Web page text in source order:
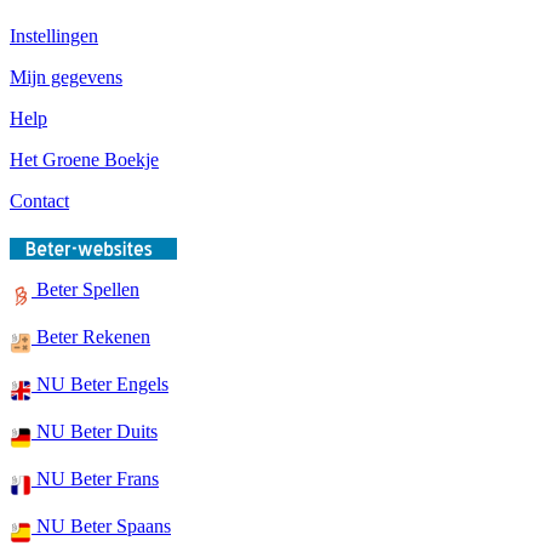
Instellingen
Mijn gegevens
Help
Het Groene Boekje
Contact
Beter Spellen
Beter Rekenen
NU Beter Engels
NU Beter Duits
NU Beter Frans
NU Beter Spaans